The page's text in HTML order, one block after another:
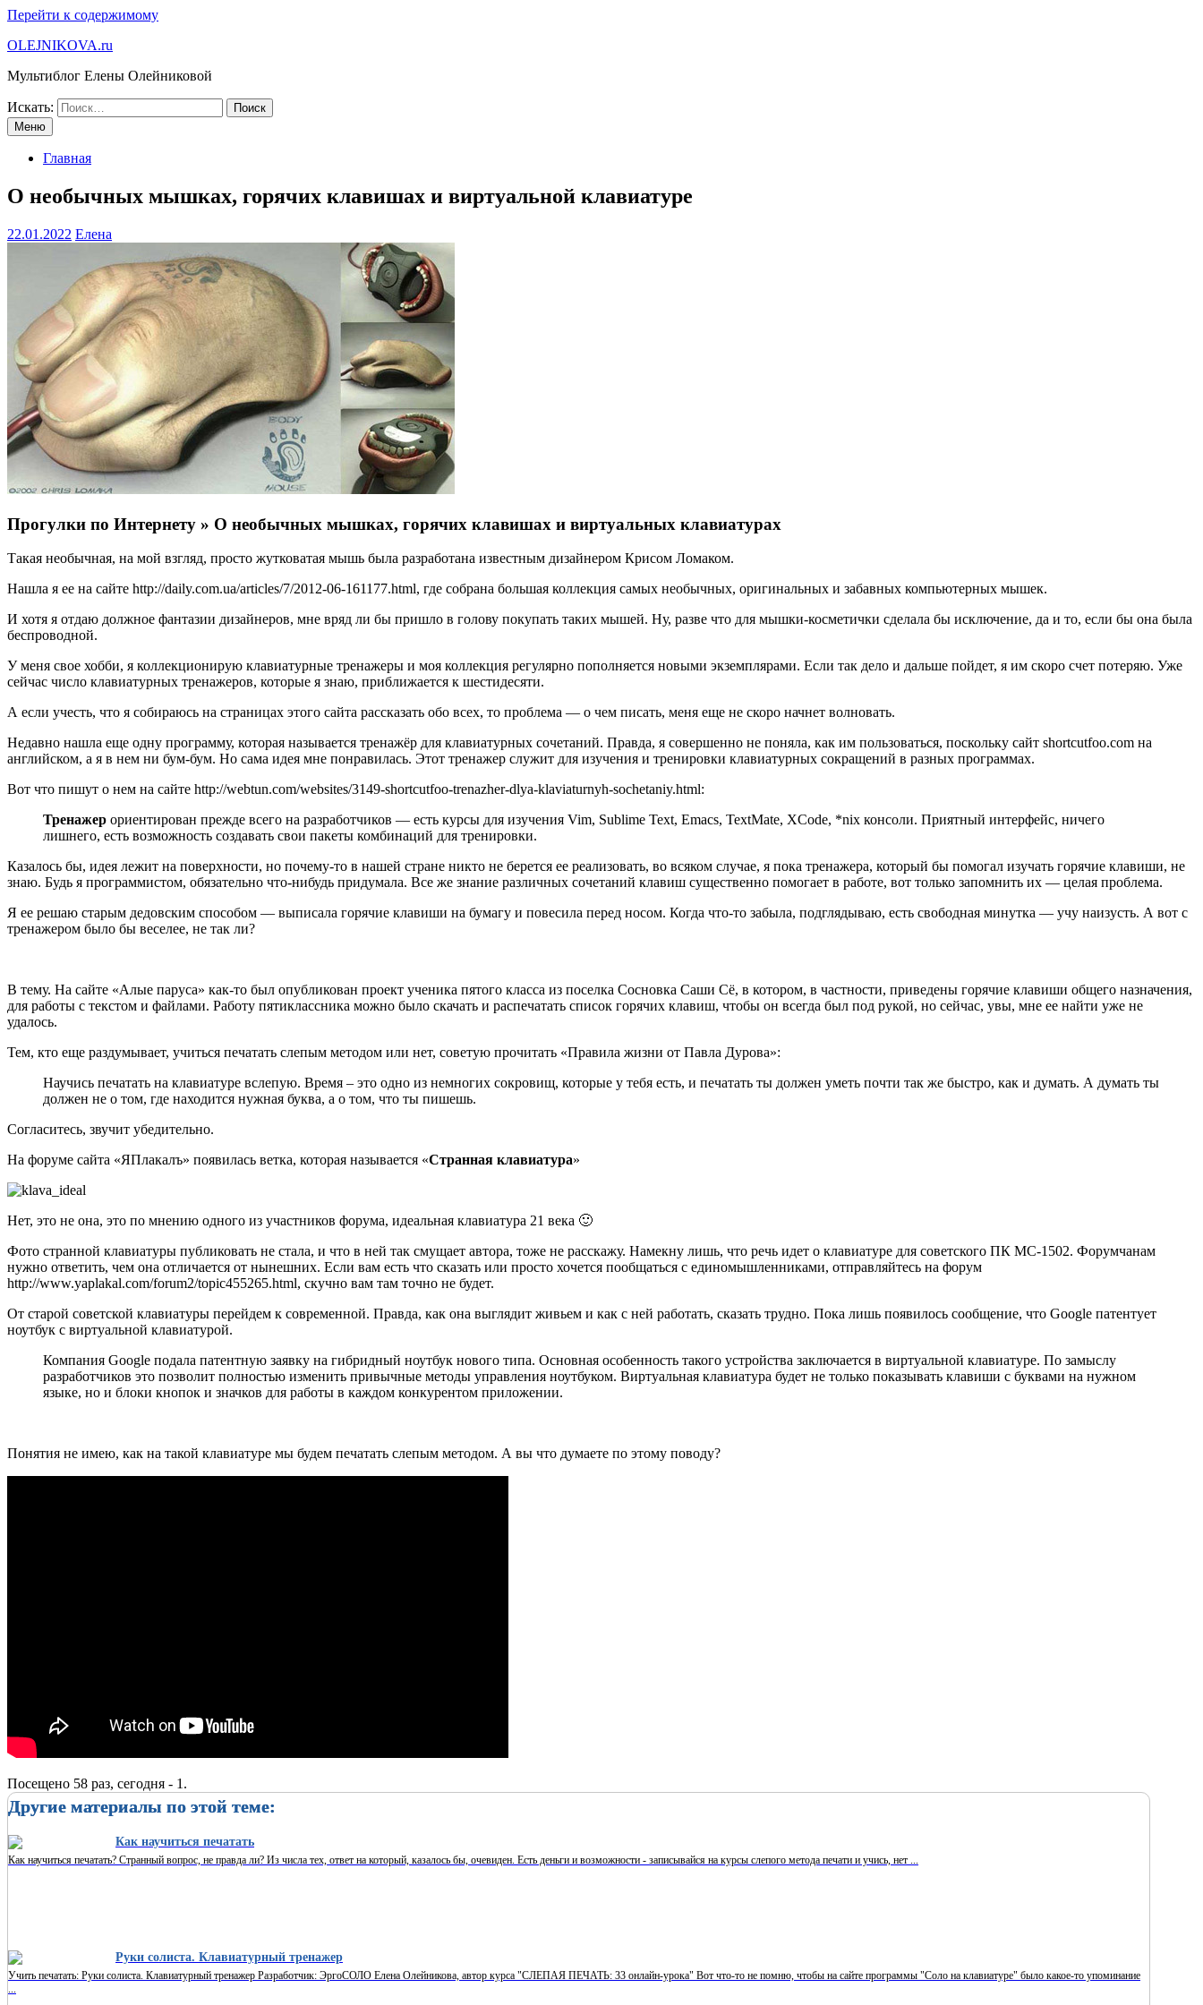
Перейти к содержимому
OLEJNIKOVA.ru
Мультиблог Елены Олейниковой
Искать:
Меню
Главная
О необычных мышках, горячих клавишах и виртуальной клавиатуре
22.01.2022 Елена
Прогулки по Интернету » О необычных мышках, горячих клавишах и виртуальных клавиатурах
Такая необычная, на мой взгляд, просто жутковатая мышь была разработана известным дизайнером Крисом Ломаком.
Нашла я ее на сайте http://daily.com.ua/articles/7/2012-06-161177.html, где собрана большая коллекция самых необычных, оригинальных и забавных компьютерных мышек.
И хотя я отдаю должное фантазии дизайнеров, мне вряд ли бы пришло в голову покупать таких мышей. Ну, разве что для мышки-косметички сделала бы исключение, да и то, если бы она была
беспроводной.
У меня свое хобби, я коллекционирую клавиатурные тренажеры и моя коллекция регулярно пополняется новыми экземплярами. Если так дело и дальше пойдет, я им скоро счет потеряю. Уже
сейчас число клавиатурных тренажеров, которые я знаю, приближается к шестидесяти.
А если учесть, что я собираюсь на страницах этого сайта рассказать обо всех, то проблема — о чем писать, меня еще не скоро начнет волновать.
Недавно нашла еще одну программу, которая называется тренажёр для клавиатурных сочетаний. Правда, я совершенно не поняла, как им пользоваться, поскольку сайт shortcutfoo.com на
английском, а я в нем ни бум-бум. Но сама идея мне понравилась. Этот тренажер служит для изучения и тренировки клавиатурных сокращений в разных программах.
Вот что пишут о нем на сайте http://webtun.com/websites/3149-shortcutfoo-trenazher-dlya-klaviaturnyh-sochetaniy.html:
Тренажер ориентирован прежде всего на разработчиков — есть курсы для изучения Vim, Sublime Text, Emacs, TextMate, XCode, *nix консоли. Приятный интерфейс, ничего
лишнего, есть возможность создавать свои пакеты комбинаций для тренировки.
Казалось бы, идея лежит на поверхности, но почему-то в нашей стране никто не берется ее реализовать, во всяком случае, я пока тренажера, который бы помогал изучать горячие клавиши, не
знаю. Будь я программистом, обязательно что-нибудь придумала. Все же знание различных сочетаний клавиш существенно помогает в работе, вот только запомнить их — целая проблема.
Я ее решаю старым дедовским способом — выписала горячие клавиши на бумагу и повесила перед носом. Когда что-то забыла, подглядываю, есть свободная минутка — учу наизусть. А вот с
тренажером было бы веселее, не так ли?
В тему. На сайте «Алые паруса» как-то был опубликован проект ученика пятого класса из поселка Сосновка Саши Сё, в котором, в частности, приведены горячие клавиши общего назначения,
для работы с текстом и файлами. Работу пятиклассника можно было скачать и распечатать список горячих клавиш, чтобы он всегда был под рукой, но сейчас, увы, мне ее найти уже не
удалось.
Тем, кто еще раздумывает, учиться печатать слепым методом или нет, советую прочитать «Правила жизни от Павла Дурова»:
Научись печатать на клавиатуре вслепую. Время – это одно из немногих сокровищ, которые у тебя есть, и печатать ты должен уметь почти так же быстро, как и думать. А думать ты
должен не о том, где находится нужная буква, а о том, что ты пишешь.
Согласитесь, звучит убедительно.
На форуме сайта «ЯПлакалъ» появилась ветка, которая называется «Странная клавиатура»
Нет, это не она, это по мнению одного из участников форума, идеальная клавиатура 21 века 🙂
Фото странной клавиатуры публиковать не стала, и что в ней так смущает автора, тоже не расскажу. Намекну лишь, что речь идет о клавиатуре для советского ПК МС-1502. Форумчанам
нужно ответить, чем она отличается от нынешних. Если вам есть что сказать или просто хочется пообщаться с единомышленниками, отправляйтесь на форум
http://www.yaplakal.com/forum2/topic455265.html, скучно вам там точно не будет.
От старой советской клавиатуры перейдем к современной. Правда, как она выглядит живьем и как с ней работать, сказать трудно. Пока лишь появилось сообщение, что Google патентует
ноутбук с виртуальной клавиатурой.
Компания Google подала патентную заявку на гибридный ноутбук нового типа. Основная особенность такого устройства заключается в виртуальной клавиатуре. По замыслу
разработчиков это позволит полностью изменить привычные методы управления ноутбуком. Виртуальная клавиатура будет не только показывать клавиши с буквами на нужном
языке, но и блоки кнопок и значков для работы в каждом конкурентом приложении.
Понятия не имею, как на такой клавиатуре мы будем печатать слепым методом. А вы что думаете по этому поводу?
Посещено 58 раз, сегодня - 1.
Другие материалы по этой теме:
Как научиться печатать
Как научиться печатать? Странный вопрос, не правда ли? Из числа тех, ответ на который, казалось бы, очевиден. Есть деньги и возможности - записывайся на курсы слепого метода печати и учись, нет ...
Руки солиста. Клавиатурный тренажер
Учить печатать: Руки солиста. Клавиатурный тренажер Разработчик: ЭргоСОЛО Елена Олейникова, автор курса "СЛЕПАЯ ПЕЧАТЬ: 33 онлайн-урока" Вот что-то не помню, чтобы на сайте программы "Соло на клавиатуре" было какое-то упоминание
...